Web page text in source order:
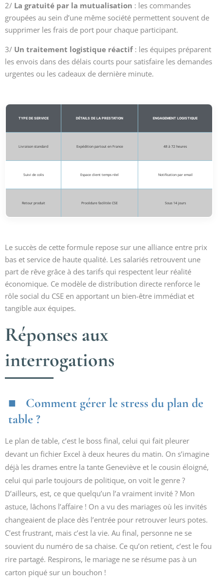
2/ La gratuité par la mutualisation : les commandes
groupées au sein d’une même société permettent souvent de
supprimer les frais de port pour chaque participant.
3/ Un traitement logistique réactif: les équipes préparent
les envois dans des délais courts pour satisfaire les demandes
urgentes ou les cadeaux de dernière minute.
TYPE DE SERVICE DÉTAILS DE LA PRESTATION ENGAGEMENT LOGISTIQUE
Livraison standard Expédition partout en France 48 à 72 heures
Suivi de colis Espace client temps réel Notification par email
Retour produit Procédure facilitée CSE Sous 14 jours
Le succès de cette formule repose sur une alliance entre prix
bas et service de haute qualité. Les salariés retrouvent une
part de rêve grâce à des tarifs qui respectent leur réalité
économique. Ce modèle de distribution directe renforce le
rôle social du CSE en apportant un bien-être immédiat et
tangible aux équipes.
Réponses aux
interrogations
Comment gérer le stress du plan de
table ?
Le plan de table, c’est le boss final, celui qui fait pleurer
devant un fichier Excel à deux heures du matin. On s’imagine
déjà les drames entre la tante Geneviève et le cousin éloigné,
celui qui parle toujours de politique, on voit le genre ?
D’ailleurs, est, ce que quelqu’un l’a vraiment invité ? Mon
astuce, lâchons l’affaire ! On a vu des mariages où les invités
changeaient de place dès l’entrée pour retrouver leurs potes.
C’est frustrant, mais c’est la vie. Au final, personne ne se
souvient du numéro de sa chaise. Ce qu’on retient, c’est le fou
rire partagé. Respirons, le mariage ne se résume pas à un
carton piqué sur un bouchon !